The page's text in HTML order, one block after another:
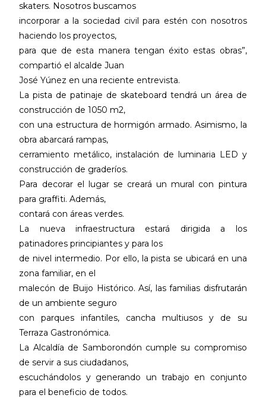
skaters. Nosotros buscamos
incorporar a la sociedad civil para estén con nosotros
haciendo los proyectos,
para que de esta manera tengan éxito estas obras”,
compartió el alcalde Juan
José Yúnez en una reciente entrevista.
La pista de patinaje de skateboard tendrá un área de
construcción de 1050 m2,
con una estructura de hormigón armado. Asimismo, la
obra abarcará rampas,
cerramiento metálico, instalación de luminaria LED y
construcción de graderíos.
Para decorar el lugar se creará un mural con pintura
para graffiti. Además,
contará con áreas verdes.
La nueva infraestructura estará dirigida a los
patinadores principiantes y para los
de nivel intermedio. Por ello, la pista se ubicará en una
zona familiar, en el
malecón de Buijo Histórico. Así, las familias disfrutarán
de un ambiente seguro
con parques infantiles, cancha multiusos y de su
Terraza Gastronómica.
La Alcaldía de Samborondón cumple su compromiso
de servir a sus ciudadanos,
escuchándolos y generando un trabajo en conjunto
para el beneficio de todos.